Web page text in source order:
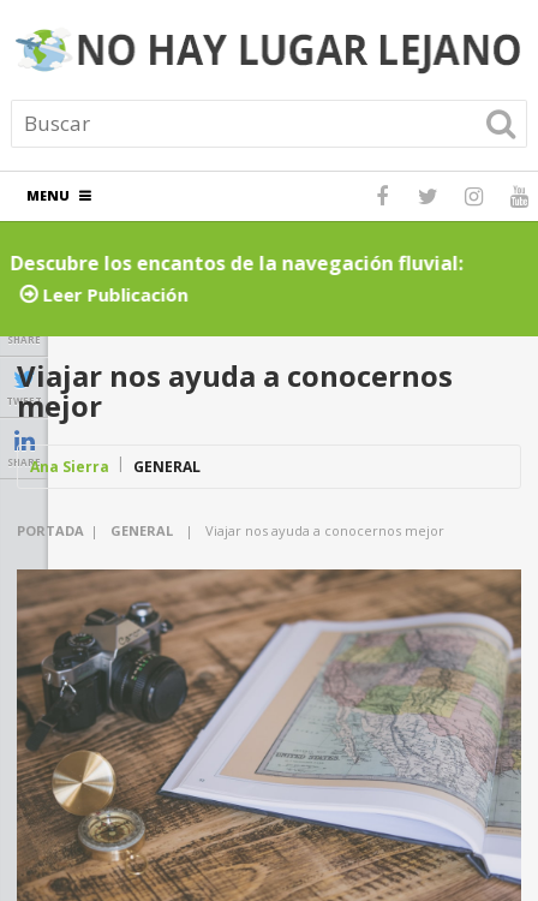
MENU
Descubre los encantos de la navegación fluvial:
cruceros por ríos inolvidables
Leer Publicación
SHARE
TWEET
SHARE
Viajar nos ayuda a conocernos
mejor
Ana Sierra GENERAL
PORTADA | GENERAL | Viajar nos ayuda a conocernos mejor